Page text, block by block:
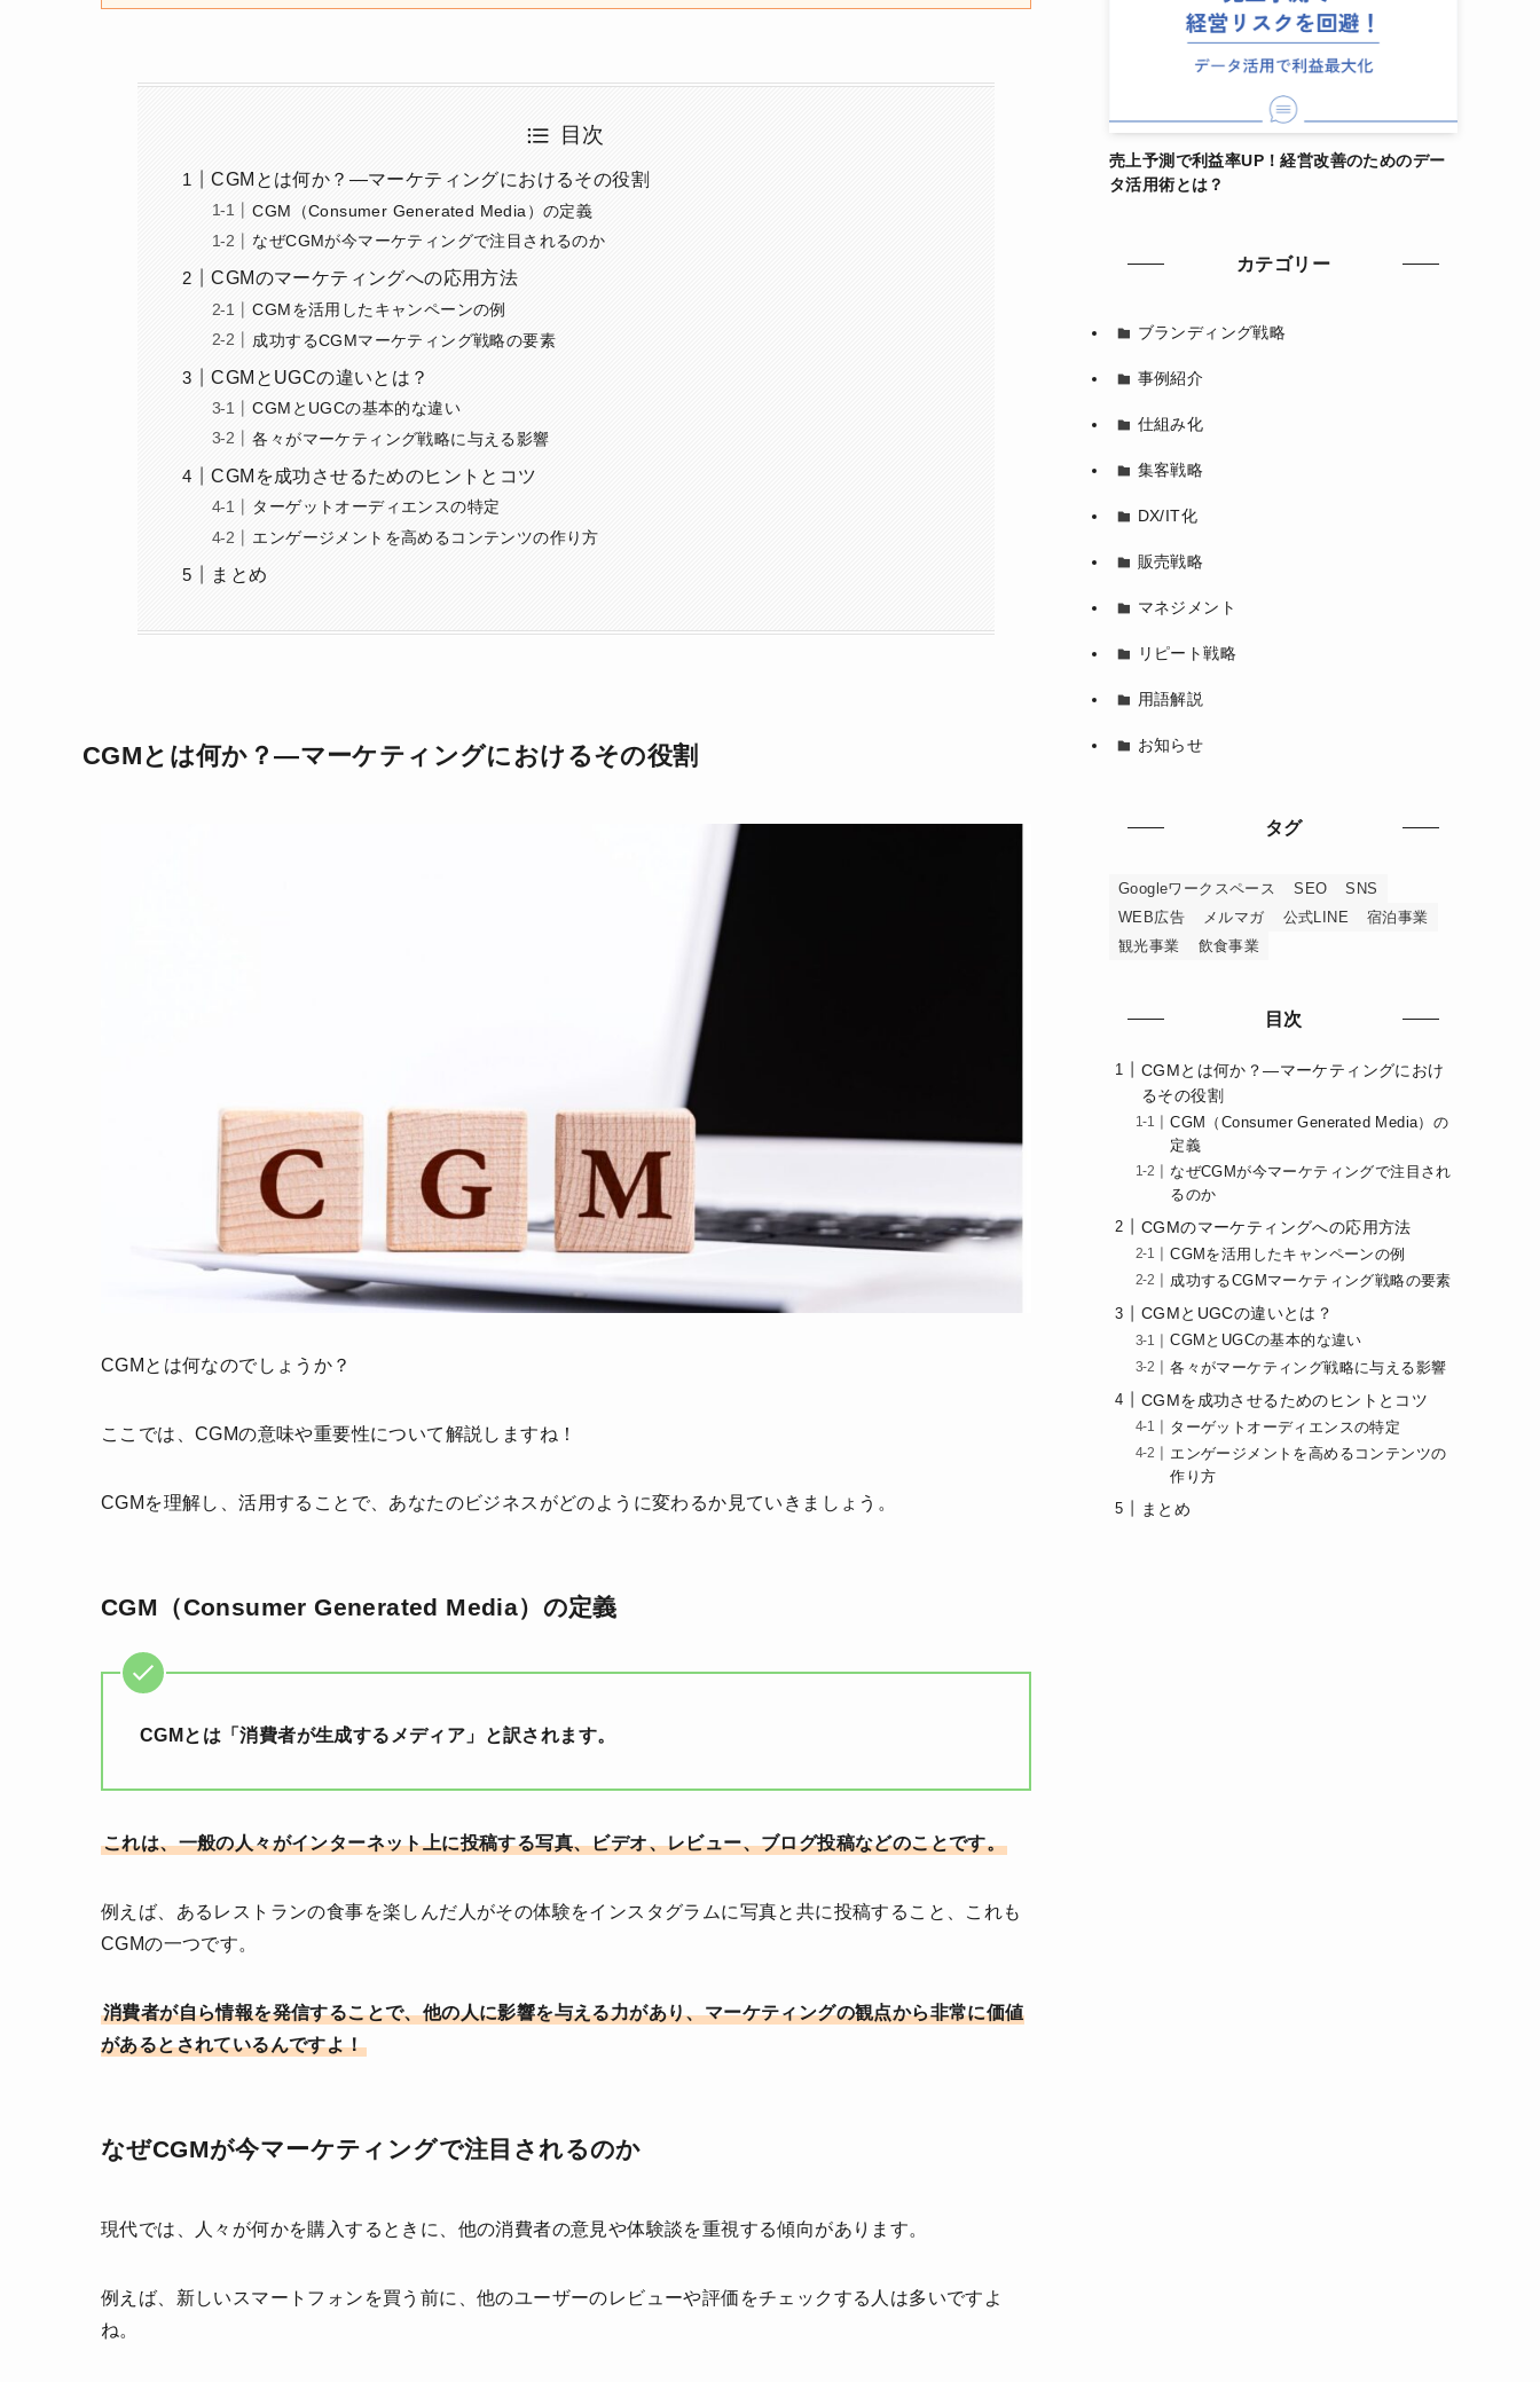
目次
CGMとは何か？—マーケティングにおけるその役割
CGM（Consumer Generated Media）の定義
なぜCGMが今マーケティングで注目されるのか
CGMのマーケティングへの応用方法
CGMを活用したキャンペーンの例
成功するCGMマーケティング戦略の要素
CGMとUGCの違いとは？
CGMとUGCの基本的な違い
各々がマーケティング戦略に与える影響
CGMを成功させるためのヒントとコツ
ターゲットオーディエンスの特定
エンゲージメントを高めるコンテンツの作り方
まとめ
CGMとは何か？—マーケティングにおけるその役割
CGMとは何なのでしょうか？
ここでは、CGMの意味や重要性について解説しますね！
CGMを理解し、活用することで、あなたのビジネスがどのように変わるか見ていきましょう。
CGM（Consumer Generated Media）の定義
CGMとは「消費者が生成するメディア」と訳されます。
これは、一般の人々がインターネット上に投稿する写真、ビデオ、レビュー、ブログ投稿などのことです。
例えば、あるレストランの食事を楽しんだ人がその体験をインスタグラムに写真と共に投稿すること、これも
CGMの一つです。
消費者が自ら情報を発信することで、他の人に影響を与える力があり、マーケティングの観点から非常に価値
があるとされているんですよ！
なぜCGMが今マーケティングで注目されるのか
現代では、人々が何かを購入するときに、他の消費者の意見や体験談を重視する傾向があります。
例えば、新しいスマートフォンを買う前に、他のユーザーのレビューや評価をチェックする人は多いですよ
ね。
売上予測で利益率UP！経営改善のためのデー
タ活用術とは？
カテゴリー
ブランディング戦略
事例紹介
仕組み化
集客戦略
DX/IT化
販売戦略
マネジメント
リピート戦略
用語解説
お知らせ
タグ
Googleワークスペース SEO
SNS
WEB広告
メルマガ 公式LINE
宿泊事業
観光事業
飲食事業
目次
CGMとは何か？—マーケティングにおけ
るその役割
CGM（Consumer Generated Media）の
定義
なぜCGMが今マーケティングで注目され
るのか
CGMのマーケティングへの応用方法
CGMを活用したキャンペーンの例
成功するCGMマーケティング戦略の要素
CGMとUGCの違いとは？
CGMとUGCの基本的な違い
各々がマーケティング戦略に与える影響
CGMを成功させるためのヒントとコツ
ターゲットオーディエンスの特定
エンゲージメントを高めるコンテンツの
作り方
まとめ